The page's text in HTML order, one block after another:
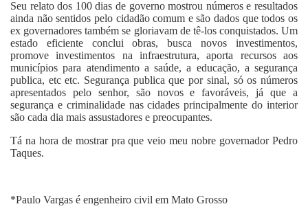
Seu relato dos 100 dias de governo mostrou números e resultados
ainda não sentidos pelo cidadão comum e são dados que todos os
ex governadores também se gloriavam de tê-los conquistados. Um
estado eficiente conclui obras, busca novos investimentos,
promove investimentos na infraestrutura, aporta recursos aos
municípios para atendimento a saúde, a educação, a segurança
publica, etc etc. Segurança publica que por sinal, só os números
apresentados pelo senhor, são novos e favoráveis, já que a
segurança e criminalidade nas cidades principalmente do interior
são cada dia mais assustadores e preocupantes.
Tá na hora de mostrar pra que veio meu nobre governador Pedro
Taques.
*Paulo Vargas é engenheiro civil em Mato Grosso